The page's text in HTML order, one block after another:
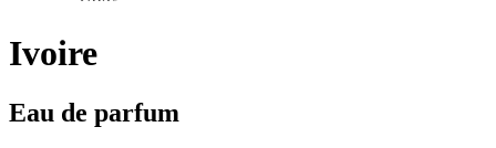
Ivoire
Eau de parfum